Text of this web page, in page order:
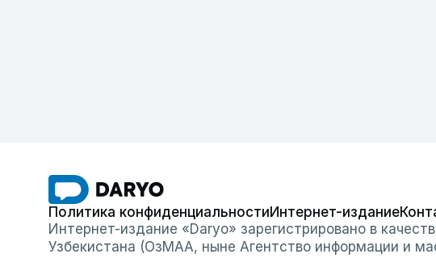
Политика конфиденциальностиИнтернет-издание
Интернет-издание «Daryo» зарегистрировано в
Узбекистана (ОзМАА, ныне Агентство информации и